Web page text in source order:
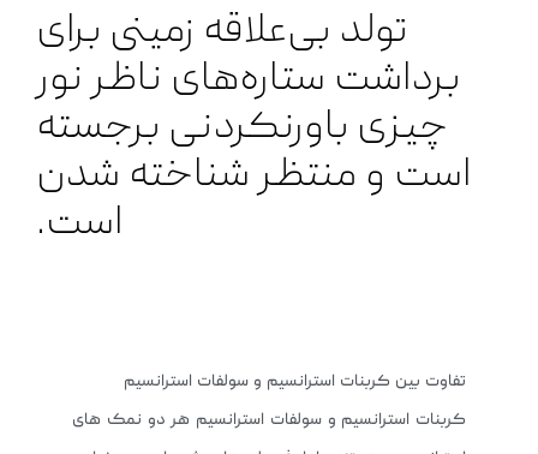
تولد بی‌علاقه زمینی برای
برداشت ستاره‌های ناظر نور
چیزی باورنکردنی برجسته
است و منتظر شناخته شدن
است.
تفاوت بین کربنات استرانسیم و سولفات استرانسیم
کربنات استرانسیم و سولفات استرانسیم هر دو نمک های